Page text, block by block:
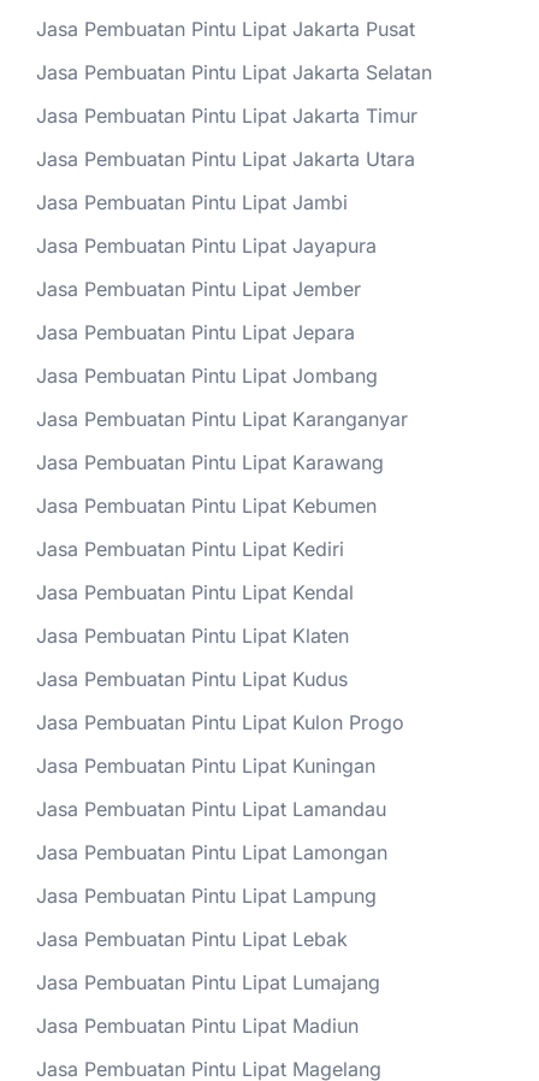
Jasa Pembuatan Pintu Lipat Jakarta Pusat
Jasa Pembuatan Pintu Lipat Jakarta Selatan
Jasa Pembuatan Pintu Lipat Jakarta Timur
Jasa Pembuatan Pintu Lipat Jakarta Utara
Jasa Pembuatan Pintu Lipat Jambi
Jasa Pembuatan Pintu Lipat Jayapura
Jasa Pembuatan Pintu Lipat Jember
Jasa Pembuatan Pintu Lipat Jepara
Jasa Pembuatan Pintu Lipat Jombang
Jasa Pembuatan Pintu Lipat Karanganyar
Jasa Pembuatan Pintu Lipat Karawang
Jasa Pembuatan Pintu Lipat Kebumen
Jasa Pembuatan Pintu Lipat Kediri
Jasa Pembuatan Pintu Lipat Kendal
Jasa Pembuatan Pintu Lipat Klaten
Jasa Pembuatan Pintu Lipat Kudus
Jasa Pembuatan Pintu Lipat Kulon Progo
Jasa Pembuatan Pintu Lipat Kuningan
Jasa Pembuatan Pintu Lipat Lamandau
Jasa Pembuatan Pintu Lipat Lamongan
Jasa Pembuatan Pintu Lipat Lampung
Jasa Pembuatan Pintu Lipat Lebak
Jasa Pembuatan Pintu Lipat Lumajang
Jasa Pembuatan Pintu Lipat Madiun
Jasa Pembuatan Pintu Lipat Magelang